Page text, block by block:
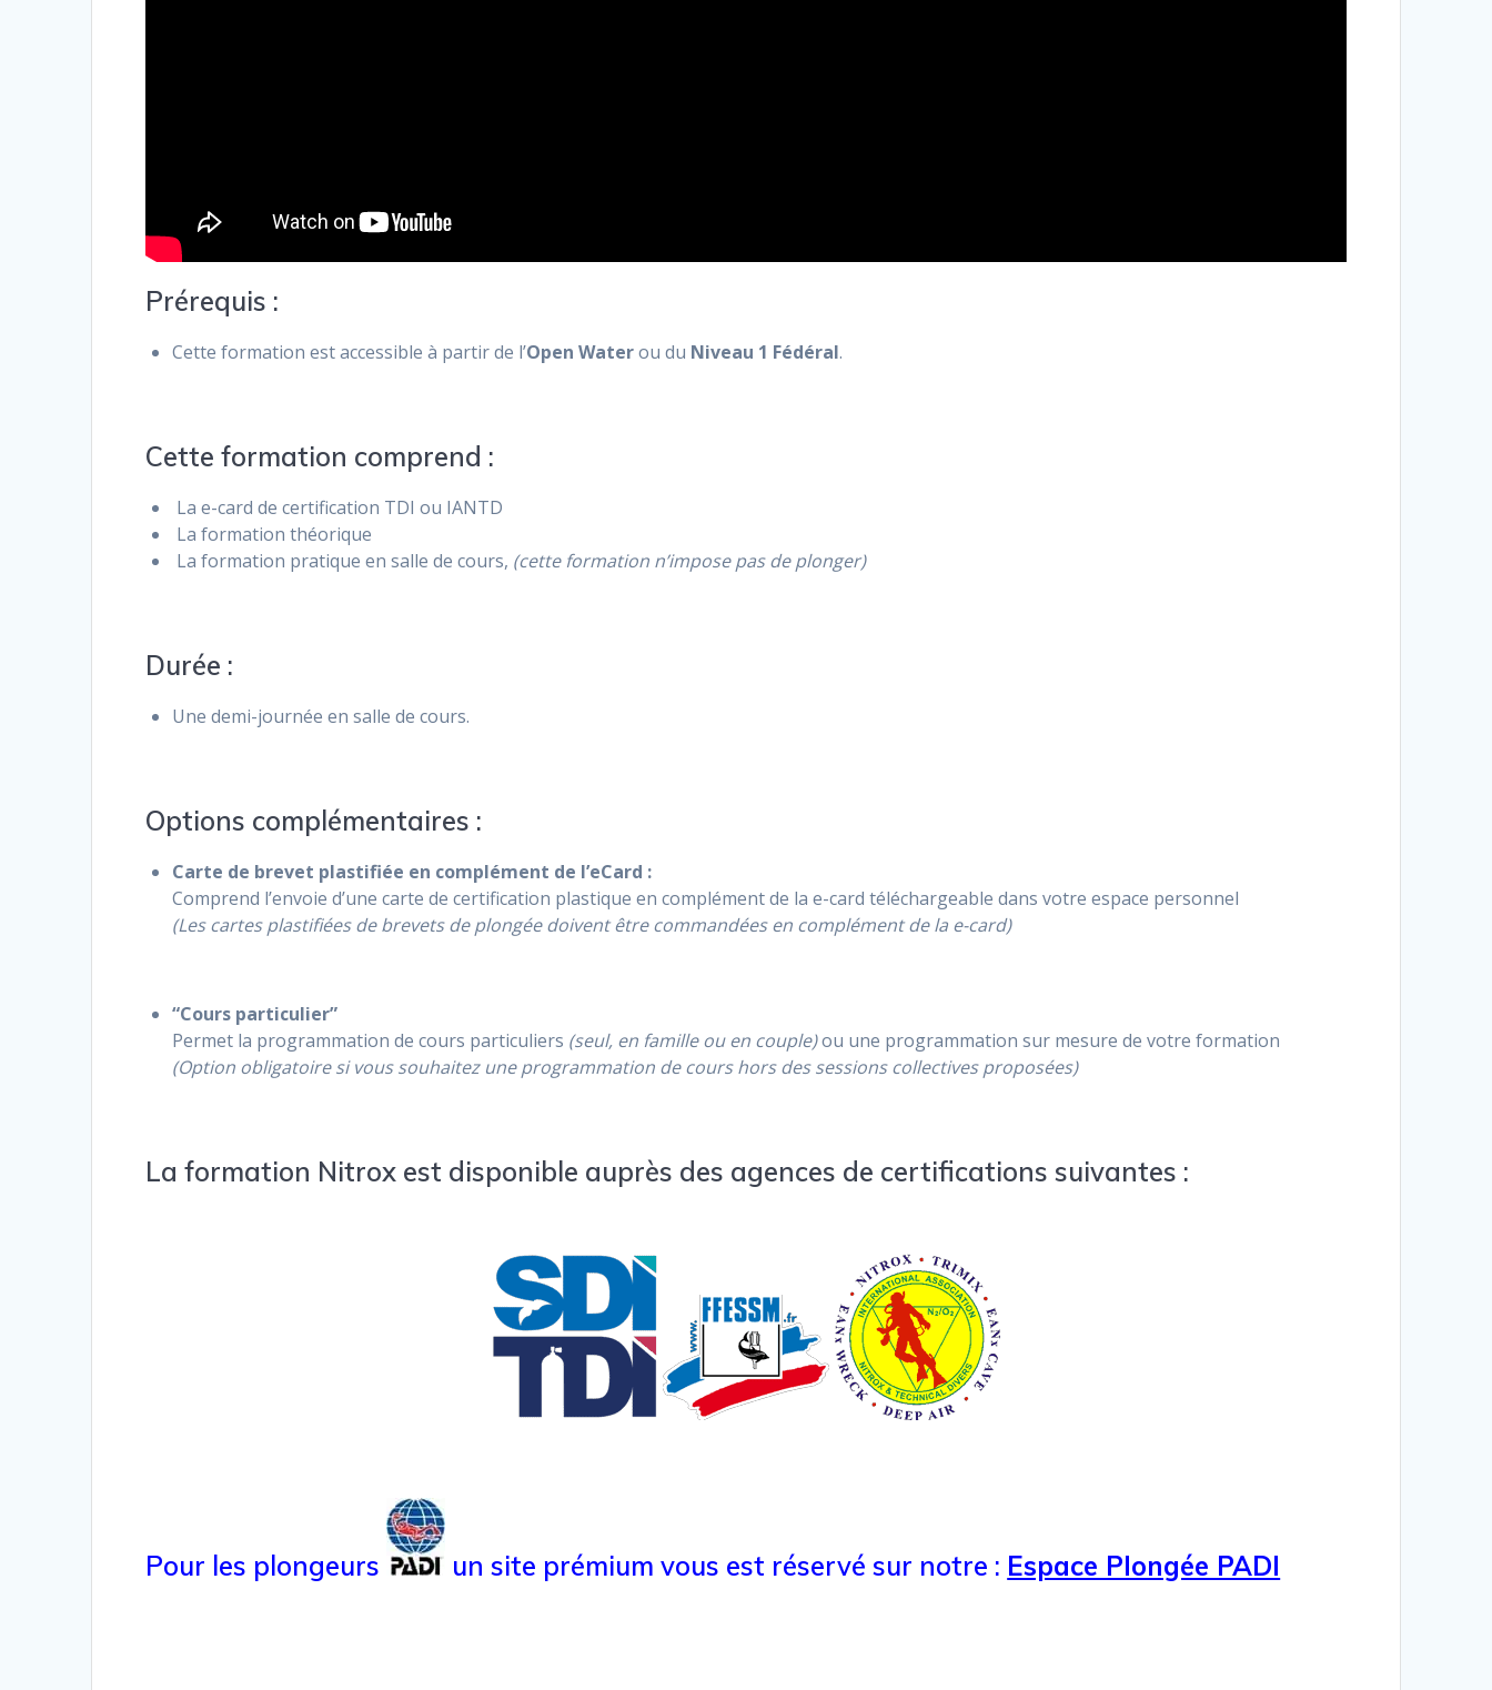
Prérequis :
Cette formation est accessible à partir de l’Open Waterou du Niveau 1 Fédéral.
Cette formation comprend :
La e-card de certification TDI ou IANTD
La formation théorique
La formation pratique en salle de cours, (cette formation n’impose pas de plonger)
Durée :
Une demi-journée en salle de cours.
Options complémentaires :
Carte de brevet plastifiée en complément de l’eCard :
Comprend l’envoie d’une carte de certification plastique en complément de la e-card téléchargeable dans votre espace personnel
(Les cartes plastifiées de brevets de plongée doivent être commandées en complément de la e-card)
“Cours particulier”
Permet la programmation de cours particuliers (seul, en famille ou en couple)ou une programmation sur mesure de votre formation
(Option obligatoire si vous souhaitez une programmation de cours hors des sessions collectives proposées)
La formation Nitrox est disponible auprès des agences de certifications suivantes :
Pour les plongeurs un site prémium vous est réservé sur notre : Espace Plongée PADI